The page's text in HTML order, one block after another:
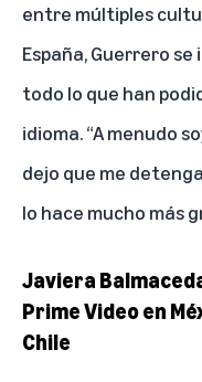
entre múltiples
España, Guerrero
todo lo que han
idioma. “A menudo
dejo que me
lo hace mucho más
Javiera
Prime Video en
Chile